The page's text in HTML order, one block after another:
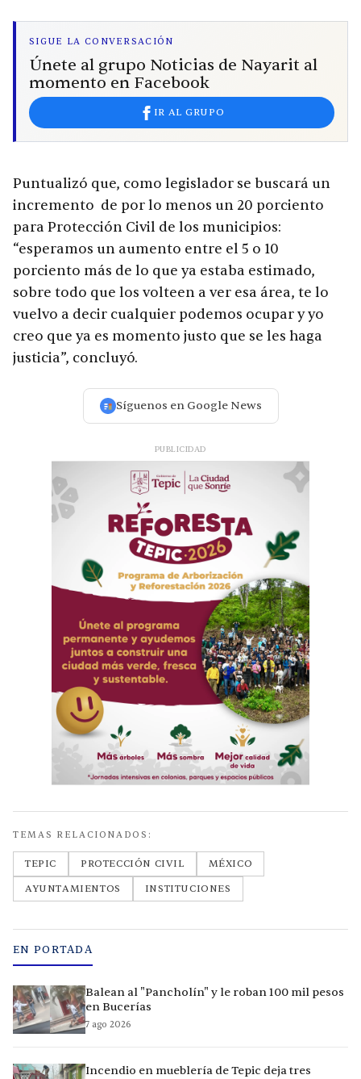
SIGUE LA CONVERSACIÓN
Únete al grupo Noticias de Nayarit al
momento en Facebook
IR AL GRUPO
Puntualizó que, como legislador se buscará un
incremento de por lo menos un 20 porciento
para Protección Civil de los municipios:
“esperamos un aumento entre el 5 o 10
porciento más de lo que ya estaba estimado,
sobre todo que los volteen a ver esa área, te lo
vuelvo a decir cualquier podemos ocupar y yo
creo que ya es momento justo que se les haga
justicia”, concluyó.
Síguenos en Google News
PUBLICIDAD
TEMAS RELACIONADOS:
TEPIC PROTECCIÓN CIVIL
MÉXICO
AYUNTAMIENTOS
INSTITUCIONES
EN PORTADA
Balean al "Pancholín" y le roban 100 mil pesos
en Bucerías
7 ago 2026
Incendio en mueblería de Tepic deja tres